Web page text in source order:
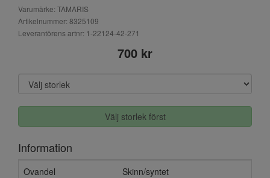
Varumärke: TAMARIS
Artikelnummer: 8325109
Leverantörens artnr: 1-22124-42-271
700 kr
Välj storlek först
Information
Ovandel
Skinn/syntet